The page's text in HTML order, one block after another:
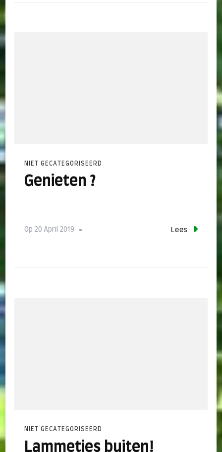
NIET GECATEGORISEERD
Genieten ?
Op 20 April 2019 Lees
NIET GECATEGORISEERD
Lammetjes buiten!